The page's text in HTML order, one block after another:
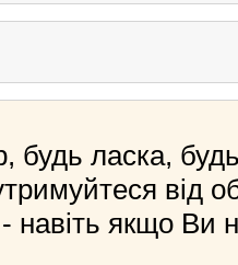
будь ласка,
від
- навіть якщо Ви